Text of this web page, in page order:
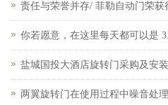
责任与荣誉并存/ 菲勒自动门荣获
你若愿意，在这里每天都可以是
盐城国投大酒店旋转门采购及安
两翼旋转门在使用过程中噪音处